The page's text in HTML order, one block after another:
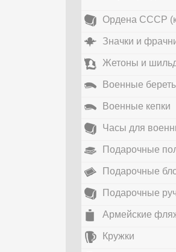
Ордена СССР
Значки и
Жетоны и
Военные
Военные кепки
Часы для
Подарочные
Подарочные
Подарочные
Армейские
Кружки